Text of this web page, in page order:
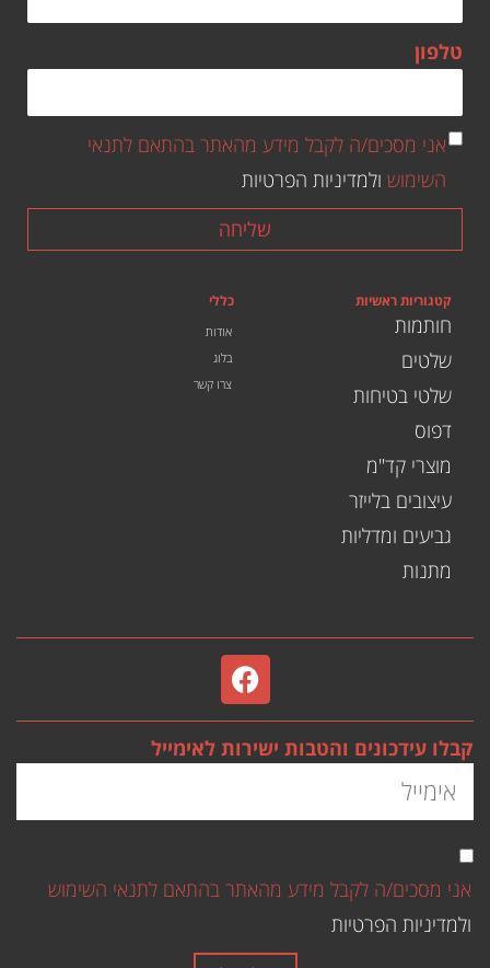
טלפון
אני מסכים/ה לקבל מידע מהאתר בהתאם לתנאי
השימוש ולמדיניות הפרטיות
שליחה
קטגוריות ראשיות
חותמות
שלטים
שלטי בטיחות
דפוס
מוצרי קד"מ
עיצובים בלייזר
גביעים ומדליות
מתנות
כללי
אודות
בלוג
צרו קשר
קבלו עידכונים והטבות ישירות לאימייל
אני מסכים/ה לקבל מידע מהאתר בהתאם לתנאי השימוש
ולמדיניות הפרטיות